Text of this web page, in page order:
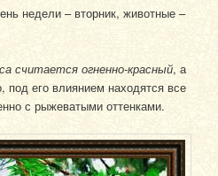
недели – вторник, животные –
считается огненно-красный, а
под его влиянием находятся все
с рыжеватыми оттенками.